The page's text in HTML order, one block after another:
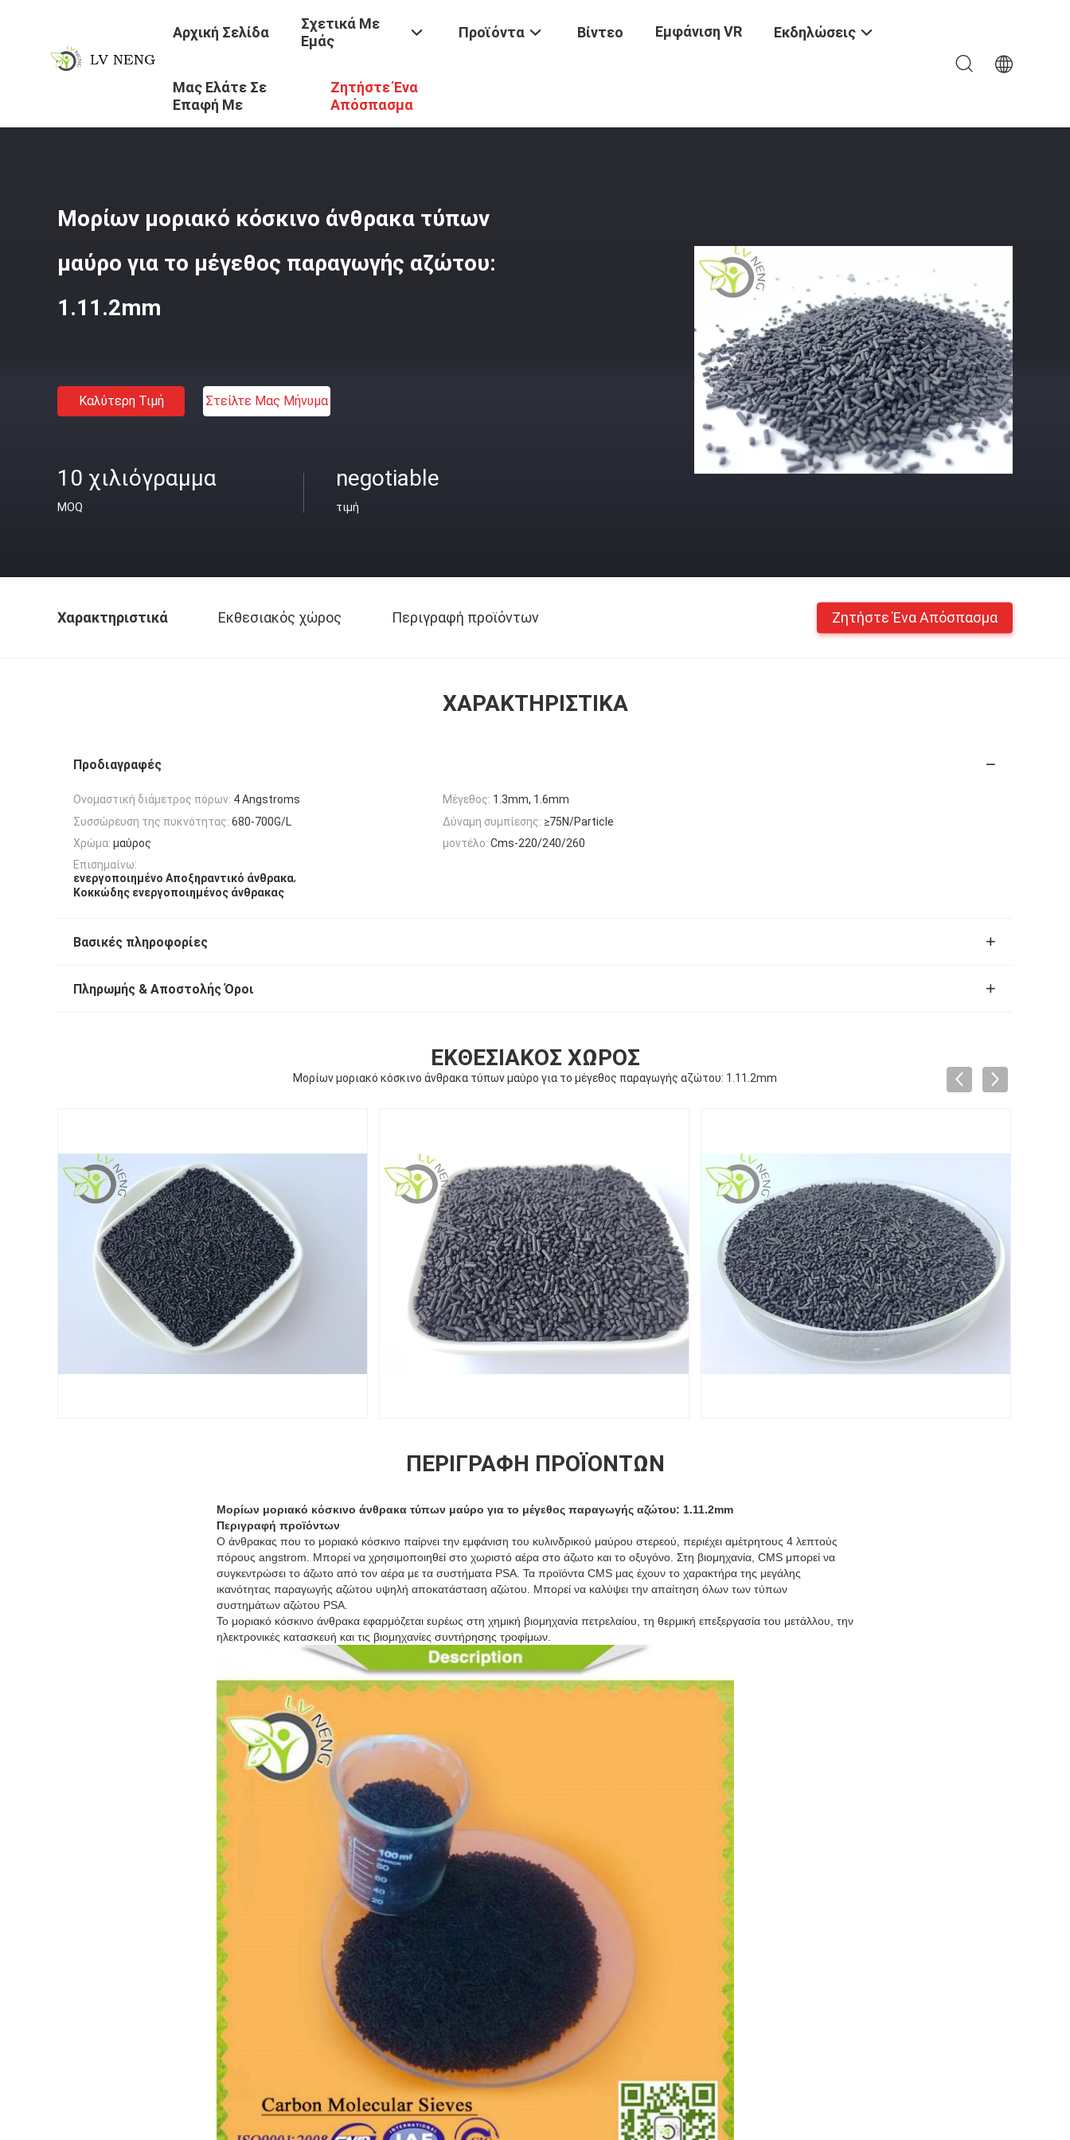
Αρχική Σελίδα
Σχετικά Με
Εμάς
Προϊόντα Βίντεο Εμφάνιση VR Εκδηλώσεις
Μας Ελάτε Σε
Επαφή Με
Ζητήστε Ένα
Απόσπασμα
Προϊόντα / Μοριακό Κόσκινο Άνθρακα / Μορίων Μοριακό Κόσκινο Άνθρακα Τύπων Μαύρο Για Το Μέγεθος Παραγωγής Αζώτου: 1.11.2mm
Μορίων μοριακό κόσκινο άνθρακα τύπων
μαύρο για το μέγεθος παραγωγής αζώτου:
1.11.2mm
Καλύτερη Τιμή Στείλτε Μας Μήνυμα
10 χιλιόγραμμα
MOQ
negotiable
τιμή
Χαρακτηριστικά Εκθεσιακός χώρος Περιγραφή προϊόντων Ζητήστε Ένα Απόσπασμα
ΧΑΡΑΚΤΗΡΙΣΤΙΚΆ
Προδιαγραφές
Ονομαστική διάμετρος πόρων: 4 Angstroms Μέγεθος: 1.3mm, 1.6mm
Συσσώρευση της πυκνότητας: 680-700G/L Δύναμη συμπίεσης: ≥75N/Particle
Χρώμα: μαύρος μοντέλο: Cms-220/240/260
Επισημαίνω:
ενεργοποιημένο Αποξηραντικό άνθρακα,
Κοκκώδης ενεργοποιημένος άνθρακας
Βασικές πληροφορίες
Πληρωμής & Αποστολής Όροι
ΕΚΘΕΣΙΑΚΌΣ ΧΏΡΟΣ
Μορίων μοριακό κόσκινο άνθρακα τύπων μαύρο για το μέγεθος παραγωγής αζώτου: 1.11.2mm
ΠΕΡΙΓΡΑΦΉ ΠΡΟΪΌΝΤΩΝ
Μορίων μοριακό κόσκινο άνθρακα τύπων μαύρο για το μέγεθος παραγωγής αζώτου: 1.11.2mm
Περιγραφή προϊόντων
Ο άνθρακας που το μοριακό κόσκινο παίρνει την εμφάνιση του κυλινδρικού μαύρου στερεού, περιέχει αμέτρητους 4 λεπτούς
πόρους angstrom. Μπορεί να χρησιμοποιηθεί στο χωριστό αέρα στο άζωτο και το οξυγόνο. Στη βιομηχανία, CMS μπορεί να
συγκεντρώσει το άζωτο από τον αέρα με τα συστήματα PSA. Τα προϊόντα CMS μας έχουν το χαρακτήρα της μεγάλης
ικανότητας παραγωγής αζώτου υψηλή αποκατάσταση αζώτου. Μπορεί να καλύψει την απαίτηση όλων των τύπων
συστημάτων αζώτου PSA.
Το μοριακό κόσκινο άνθρακα εφαρμόζεται ευρέως στη χημική βιομηχανία πετρελαίου, τη θερμική επεξεργασία του μετάλλου, την
ηλεκτρονικές κατασκευή και τις βιομηχανίες συντήρησης τροφίμων.